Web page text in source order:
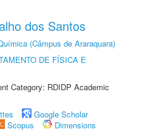
dos Santos
(Câmpus de Araraquara)
DE FÍSICA E
Category: RDIDP Academic
Google Scholar
Scopus
Dimensions